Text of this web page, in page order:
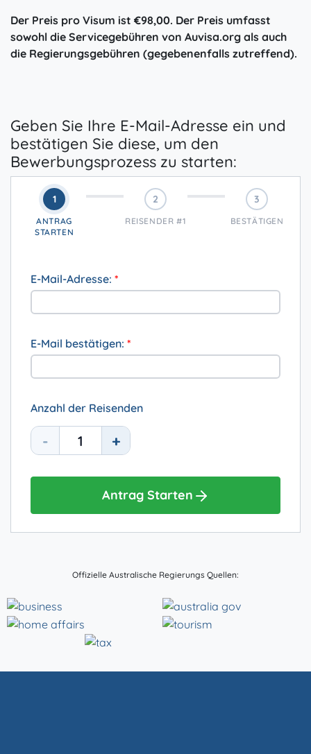
Der Preis pro Visum ist €98,00. Der Preis umfasst
sowohl die Servicegebühren von Auvisa.org als auch
die Regierungsgebühren (gegebenenfalls zutreffend).
Geben Sie Ihre E-Mail-Adresse ein und
bestätigen Sie diese, um den
Bewerbungsprozess zu starten:
1
ANTRAG
STARTEN
2
REISENDER #1
3
BESTÄTIGEN
E-Mail-Adresse: *
E-Mail bestätigen: *
Anzahl der Reisenden
- +
Antrag Starten
Offizielle Australische Regierungs Quellen: